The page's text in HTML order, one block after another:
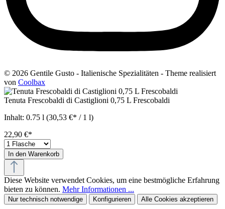
© 2026 Gentile Gusto - Italienische Spezialitäten - Theme realisiert
von Coolbax
Tenuta Frescobaldi di Castiglioni 0,75 L Frescobaldi
Inhalt: 0.75 l (30,53 €* / 1 l)
22,90 €*
In den Warenkorb
Diese Website verwendet Cookies, um eine bestmögliche Erfahrung
bieten zu können. Mehr Informationen ...
Nur technisch notwendige Konfigurieren Alle Cookies akzeptieren